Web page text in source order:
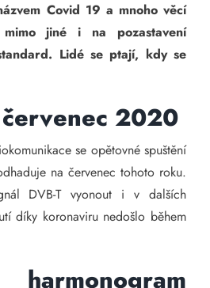
Covid 19 a mnoho věcí
jiné i na pozastavení
Lidé se ptají, kdy se
2020
se opětovné spuštění
na červenec tohoto roku.
DVB-T vyonout i v dalších
díky koronaviru nedošlo během